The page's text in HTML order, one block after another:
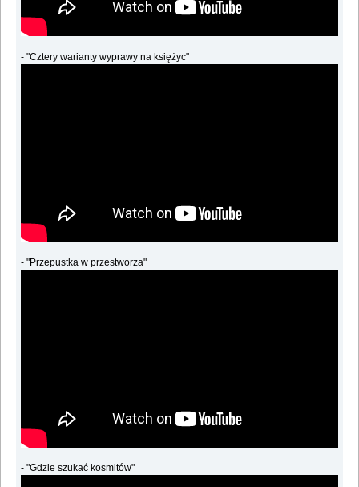
- "Cztery warianty wyprawy na księżyc"
- "Przepustka w przestworza"
- "Gdzie szukać kosmitów"